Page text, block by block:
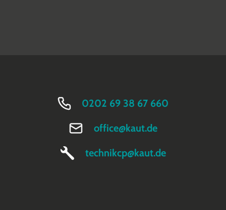
0202 69 38 67 660
office@kaut.de
technikcp@kaut.de